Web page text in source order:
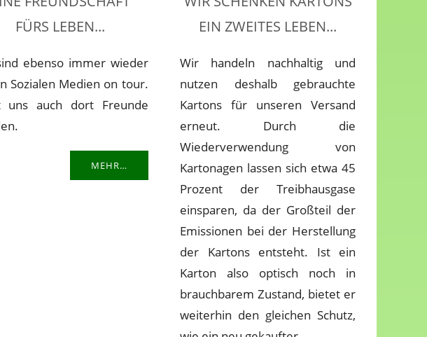
FÜRS LEBEN...
ebenso immer wieder
Sozialen Medien on tour.
uns auch dort Freunde
MEHR…
EIN ZWEITES LEBEN...
Wir handeln nachhaltig und
nutzen deshalb gebrauchte
Kartons für unseren Versand
erneut. Durch die
Wiederverwendung von
Kartonagen lassen sich etwa 45
Prozent der Treibhausgase
einsparen, da der Großteil der
Emissionen bei der Herstellung
der Kartons entsteht. Ist ein
Karton also optisch noch in
brauchbarem Zustand, bietet er
weiterhin den gleichen Schutz,